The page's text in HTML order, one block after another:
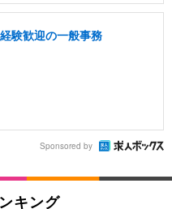
験歓迎の一般事務
Sponsored by
キング